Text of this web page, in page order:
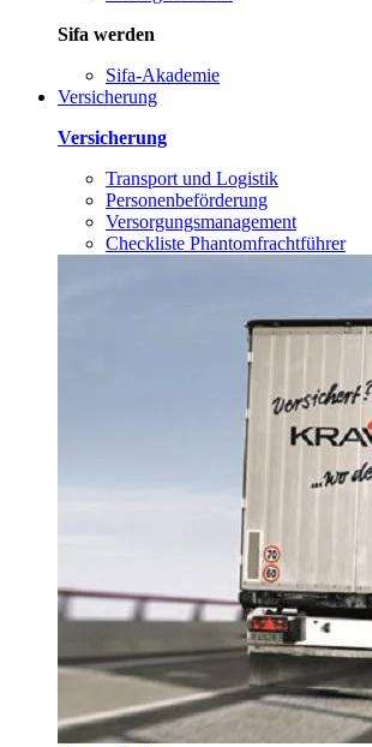
Sifa werden
Sifa-Akademie
Versicherung
Versicherung
Transport und Logistik
Personenbeförderung
Versorgungsmanagement
Checkliste Phantomfrachtführer